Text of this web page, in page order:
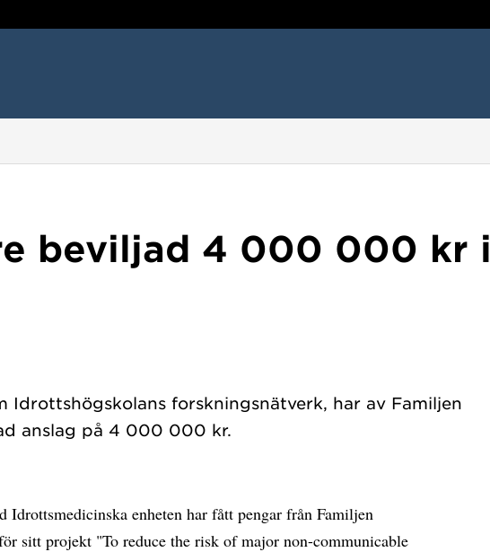
beviljad 4 000 000 kr i
Idrottshögskolans forskningsnätverk, har av Familjen
Idrottsmedicinska enheten har fått pengar från Familjen
sitt projekt "To reduce the risk of major non-communicable